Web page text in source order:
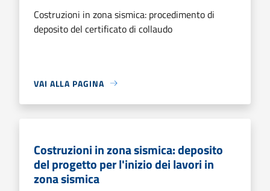
Costruzioni in zona sismica: procedimento di
deposito del certificato di collaudo
VAI ALLA PAGINA
Costruzioni in zona sismica: deposito
del progetto per l'inizio dei lavori in
zona sismica